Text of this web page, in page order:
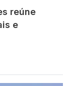
reúne
e